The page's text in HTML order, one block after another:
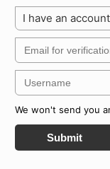
I have an account
We won't send you
Submit